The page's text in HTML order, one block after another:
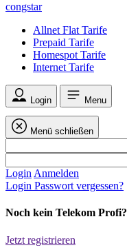
congstar
Allnet Flat Tarife
Prepaid Tarife
Homespot Tarife
Internet Tarife
Login Menu
Menü schließen
Login Anmelden
Login Passwort vergessen?
Noch kein Telekom Profi?
Jetzt registrieren